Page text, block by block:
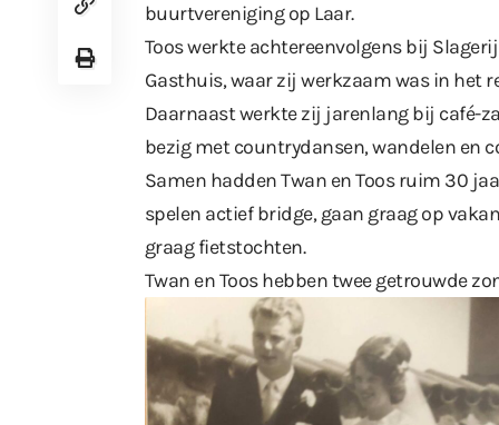
buurtvereniging op Laar.
Toos werkte achtereenvolgens bij
Gasthuis, waar zij werkzaam was in het
Daarnaast werkte zij jarenlang bij café-
bezig met countrydansen, wandelen en
Samen hadden Twan en Toos ruim 30
spelen actief bridge, gaan graag op
graag fietstochten.
Twan en Toos hebben twee getrouwde